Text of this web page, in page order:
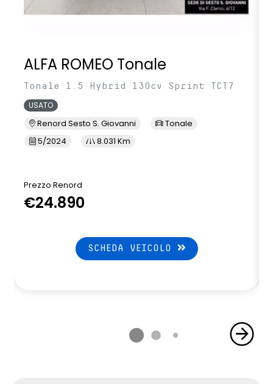
ALFA ROMEO Tonale
Tonale 1.5 Hybrid 130cv Sprint TCT7
USATO
Renord Sesto S. Giovanni
Tonale
5/2024
8.031 Km
Prezzo Renord
€24.890
SCHEDA VEICOLO